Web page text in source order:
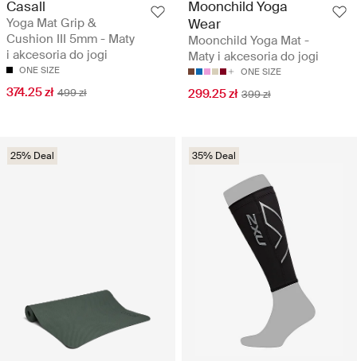
Casall
Yoga Mat Grip &
Cushion III 5mm - Maty
i akcesoria do jogi
ONE SIZE
374.25 zł 499 zł
Moonchild Yoga
Wear
Moonchild Yoga Mat -
Maty i akcesoria do jogi
ONE SIZE
299.25 zł 399 zł
25% Deal 35% Deal